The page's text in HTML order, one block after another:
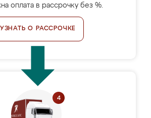
оплата в рассрочку без %.
УЗНАТЬ О РАССРОЧКЕ